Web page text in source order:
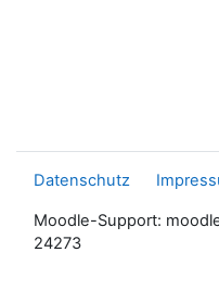
Datenschutz
Moodle-Support:
24273